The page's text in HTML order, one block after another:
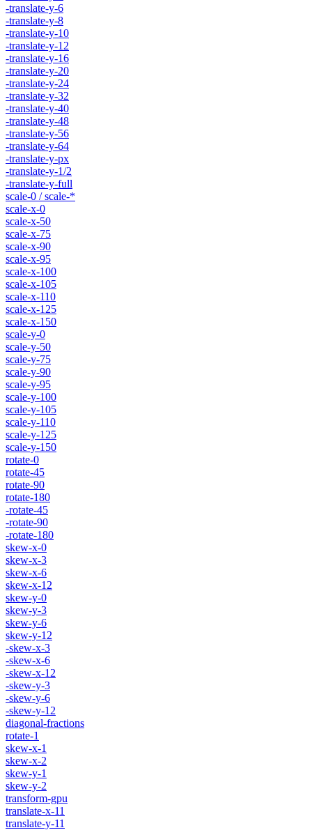
-translate-y-6
-translate-y-8
-translate-y-10
-translate-y-12
-translate-y-16
-translate-y-20
-translate-y-24
-translate-y-32
-translate-y-40
-translate-y-48
-translate-y-56
-translate-y-64
-translate-y-px
-translate-y-1/2
-translate-y-full
scale-0 / scale-*
scale-x-0
scale-x-50
scale-x-75
scale-x-90
scale-x-95
scale-x-100
scale-x-105
scale-x-110
scale-x-125
scale-x-150
scale-y-0
scale-y-50
scale-y-75
scale-y-90
scale-y-95
scale-y-100
scale-y-105
scale-y-110
scale-y-125
scale-y-150
rotate-0
rotate-45
rotate-90
rotate-180
-rotate-45
-rotate-90
-rotate-180
skew-x-0
skew-x-3
skew-x-6
skew-x-12
skew-y-0
skew-y-3
skew-y-6
skew-y-12
-skew-x-3
-skew-x-6
-skew-x-12
-skew-y-3
-skew-y-6
-skew-y-12
diagonal-fractions
rotate-1
skew-x-1
skew-x-2
skew-y-1
skew-y-2
transform-gpu
translate-x-11
translate-y-11